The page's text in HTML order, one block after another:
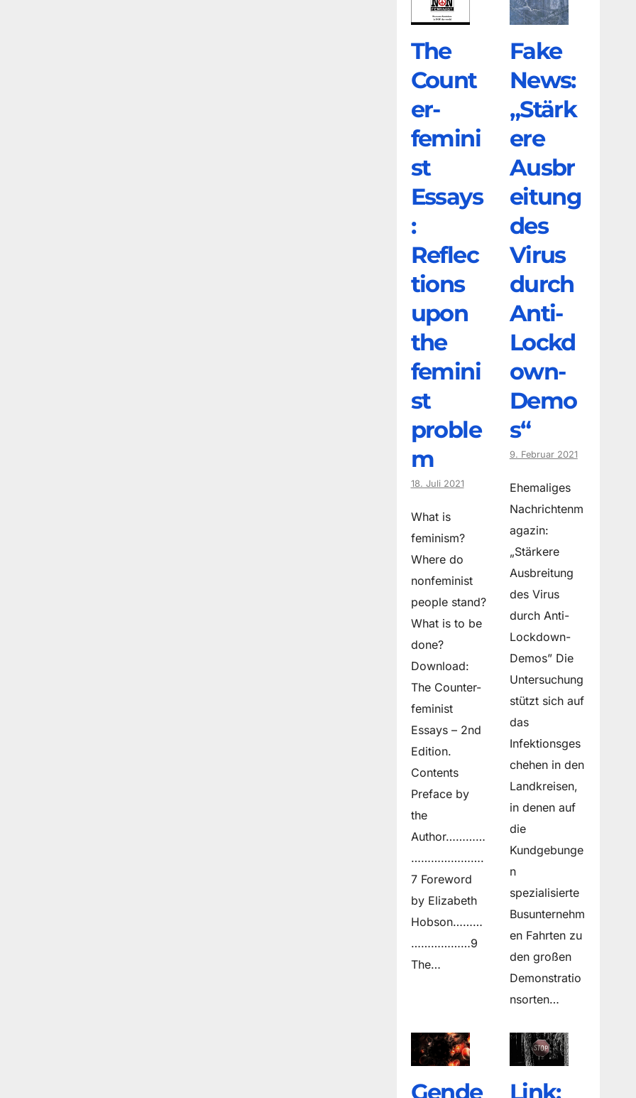
The
Count
er­
femini
st
Essays
:
Reflec
tions
upon
the
femini
st
proble
m
18. Juli 2021
What is
feminism?
Where do
non­feminist
people stand?
What is to be
done?
Download:
The Counter-
feminist
Essays – 2nd
Edition.
Contents
Preface by
the
Author…………
………………….
7 Foreword
by Elizabeth
Hobson………
………………9
The…
Fake
News:
„Stärk
ere
Ausbr
eitung
des
Virus
durch
Anti-
Lockd
own-
Demo
s“
9. Februar 2021
Ehemaliges
Nachrichtenm
agazin:
„Stärkere
Ausbreitung
des Virus
durch Anti-
Lockdown-
Demos” Die
Untersuchung
stützt sich auf
das
Infektionsges
chehen in den
Landkreisen,
in denen auf
die
Kundgebunge
n
spezialisierte
Busunternehm
en Fahrten zu
den großen
Demonstratio
nsorten…
Gende Link: